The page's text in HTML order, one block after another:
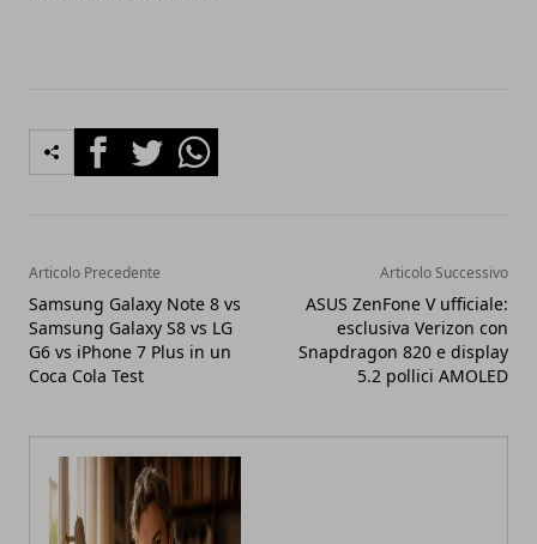
FacebookTwitterWhatsapp
Articolo Precedente
Samsung Galaxy Note 8 vs
Samsung Galaxy S8 vs LG
G6 vs iPhone 7 Plus in un
Coca Cola Test
Articolo Successivo
ASUS ZenFone V ufficiale:
esclusiva Verizon con
Snapdragon 820 e display
5.2 pollici AMOLED